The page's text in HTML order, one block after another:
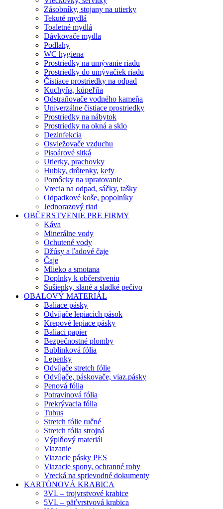
Zásobníky, stojany na utierky
Tekuté mydlá
Toaletné mydlá
Dávkovače mydla
Podlahy
WC hygiena
Prostriedky na umývanie riadu
Prostriedky do umývačiek riadu
Čistiace prostriedky na odpad
Kuchyňa, kúpeľňa
Odstraňovače vodného kameňa
Univerzálne čistiace prostriedky
Prostriedky na nábytok
Prostriedky na okná a sklo
Dezinfekcia
Osviežovače vzduchu
Pisoárové sitká
Utierky, prachovky
Hubky, drôtenky, kefy
Pomôcky na upratovanie
Vrecia na odpad, sáčky, tašky
Odpadkové koše, popolníky
Jednorazový riad
OBČERSTVENIE PRE FIRMY
Káva
Minerálne vody
Ochutené vody
Džúsy a ľadové čaje
Čaje
Mlieko a smotana
Doplnky k občerstveniu
Sušienky, slané a sladké pečivo
OBALOVÝ MATERIÁL
Baliace pásky
Odvíjače lepiacich pások
Krepové lepiace pásky
Baliaci papier
Bezpečnostné plomby
Bublinková fólia
Lepenky
Odvíjače stretch fólie
Odvíjače, páskovače, viaz.pásky
Penová fólia
Potravinová fólia
Prekrývacia fólia
Tubus
Stretch fólie ručné
Stretch fólia strojná
Výplňový materiál
Viazanie
Viazacie pásky PES
Viazacie spony, ochranné rohy
Vrecká na sprievodné dokumenty
KARTÓNOVÁ KRABICA
3VL – trojvrstvové krabice
5VL – päťvrstvová krabica